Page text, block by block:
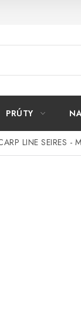
PRÚTY
LINE SEIRES -